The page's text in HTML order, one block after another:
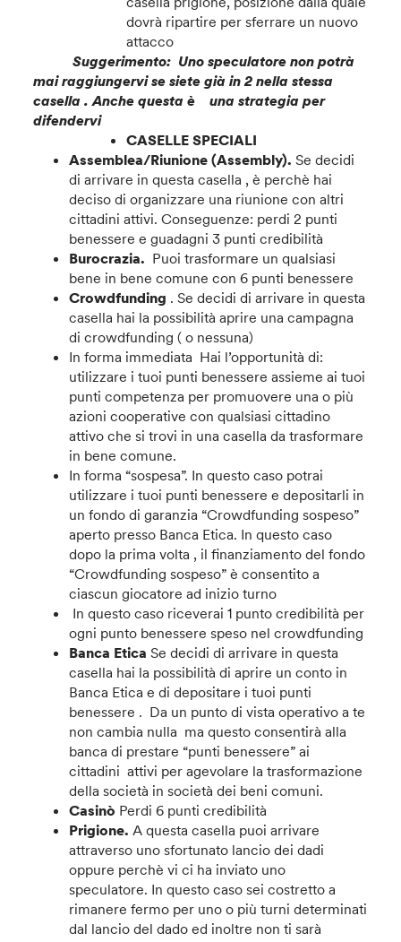
dovrà ripartire per sferrare un nuovo
attacco
Suggerimento: Uno speculatore non potrà
mai raggiungervi se siete già in 2 nella stessa
casella . Anche questa è una strategia per
difendervi
CASELLE SPECIALI
Assemblea/Riunione (Assembly).Se decidi
di arrivare in questa casella , è perchè hai
deciso di organizzare una riunione con altri
cittadini attivi. Conseguenze: perdi 2 punti
benessere e guadagni 3 punti credibilità
Burocrazia. Puoi trasformare un qualsiasi
bene in bene comune con 6 punti benessere
Crowdfunding . Se decidi di arrivare in questa
casella hai la possibilità aprire una campagna
di crowdfunding ( o nessuna)
In forma immediata Hai l’opportunità di:
utilizzare i tuoi punti benessere assieme ai tuoi
punti competenza per promuovere una o più
azioni cooperative con qualsiasi cittadino
attivo che si trovi in una casella da trasformare
in bene comune.
In forma “sospesa”. In questo caso potrai
utilizzare i tuoi punti benessere e depositarli in
un fondo di garanzia “Crowdfunding sospeso”
aperto presso Banca Etica. In questo caso
dopo la prima volta , il finanziamento del fondo
“Crowdfunding sospeso” è consentito a
ciascun giocatore ad inizio turno
In questo caso riceverai 1 punto credibilità per
ogni punto benessere speso nel crowdfunding
Banca EticaSe decidi di arrivare in questa
casella hai la possibilità di aprire un conto in
Banca Etica e di depositare i tuoi punti
benessere . Da un punto di vista operativo a te
non cambia nulla ma questo consentirà alla
banca di prestare “punti benessere” ai
cittadini attivi per agevolare la trasformazione
della società in società dei beni comuni.
Casinò Perdi 6 punti credibilità
Prigione.A questa casella puoi arrivare
attraverso uno sfortunato lancio dei dadi
oppure perchè vi ci ha inviato uno
speculatore. In questo caso sei costretto a
rimanere fermo per uno o più turni determinati
dal lancio del dado ed inoltre non ti sarà